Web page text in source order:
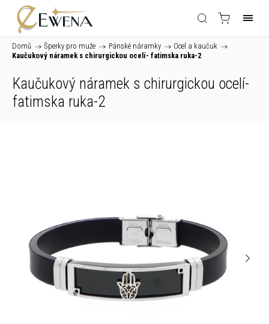
Domů / Šperky pro muže / Pánské náramky / Ocel a kaučuk /
Kaučukový náramek s chirurgickou ocelí- fatimska ruka-2
Kaučukový náramek s chirurgickou ocelí-
fatimska ruka-2